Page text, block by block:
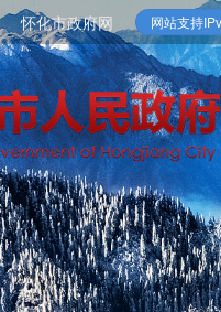
怀化市政府网 网站支持